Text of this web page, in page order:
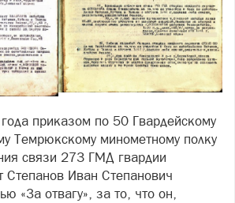
приказом по 50 Гвардейскому
Темрюкскому минометному полку
связи 273 ГМД гвардии
Иван Степанович
«За отвагу», за то, что он,